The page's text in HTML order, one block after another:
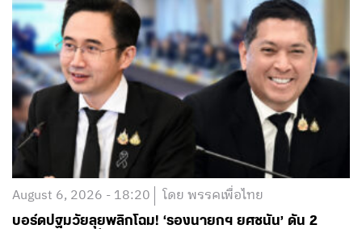
August 6, 2026 - 18:20 โดย พรรคเพื่อไทย
บอร์ดปฐมวัยลุยพลิกโฉม! ‘รองนายกฯ ยศชนัน’ ดัน 2